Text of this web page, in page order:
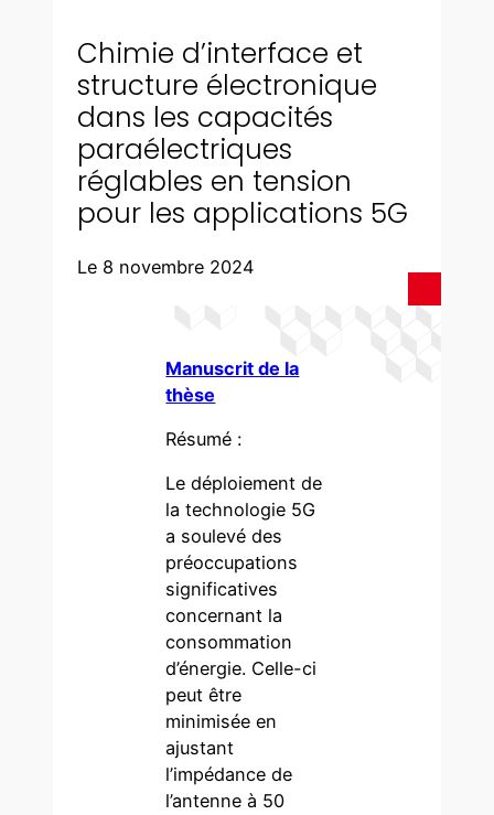
Chimie d’interface et
structure électronique
dans les capacités
paraélectriques
réglables en tension
pour les applications 5G
Le 8 novembre 2024
Manuscrit de la
thèse
Résumé :
Le déploiement de
la technologie 5G
a soulevé des
préoccupations
significatives
concernant la
consommation
d’énergie. Celle-ci
peut être
minimisée en
ajustant
l’impédance de
l’antenne à 50